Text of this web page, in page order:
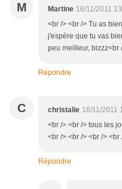
M Martine 16/11/2011
<br /> <br /> Tu as
j'espère que tu vas
peu meilleur, bizzz<br
Répondre
C christalie 16/11/2011
<br /> <br /> tous les
<br /> <br /> <br /> <br
Répondre